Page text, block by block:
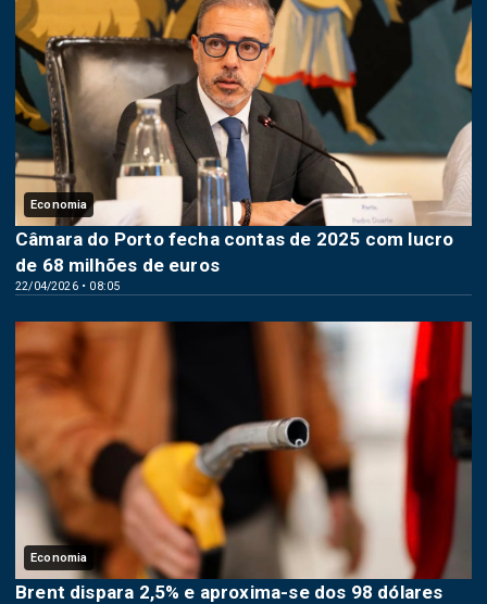
Economia
22/04/2026 • 08:05
Câmara do Porto fecha contas de 2025 com lucro
de 68 milhões de euros
Economia
Brent dispara 2,5% e aproxima-se dos 98 dólares